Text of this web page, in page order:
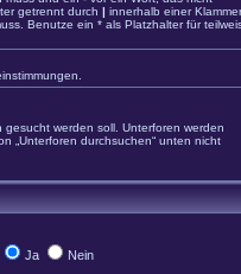
getrennt durch | innerhalb einer
Benutze ein * als Platzhalter für
werden soll. Unterforen werden
„Unterforen durchsuchen“ unten nicht
Ja Nein